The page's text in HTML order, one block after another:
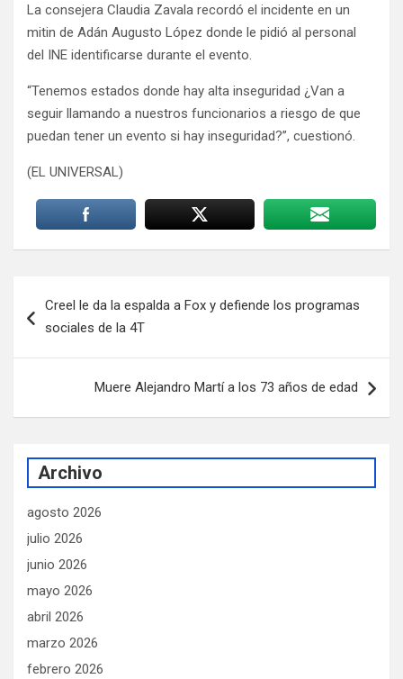
La consejera Claudia Zavala recordó el incidente en un
mitin de Adán Augusto López donde le pidió al personal
del INE identificarse durante el evento.
“Tenemos estados donde hay alta inseguridad ¿Van a
seguir llamando a nuestros funcionarios a riesgo de que
puedan tener un evento si hay inseguridad?”, cuestionó.
(EL UNIVERSAL)
de
Creel le da la espalda a Fox y defiende los programas
sociales de la 4T
Muere Alejandro Martí a los 73 años de edad
Archivo
agosto 2026
julio 2026
junio 2026
mayo 2026
abril 2026
marzo 2026
febrero 2026